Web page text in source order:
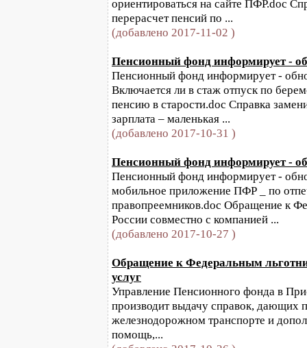
ориентироваться на сайте ПФР.doc
перерасчет пенсий по ...
(добавлено 2017-11-02 )
Пенсионный фонд информирует -
Пенсионный фонд информирует -
Включается ли в стаж отпуск по
пенсию в старости.doc Справка
зарплата – маленькая ...
(добавлено 2017-10-31 )
Пенсионный фонд информирует -
Пенсионный фонд информирует -
мобильное приложение ПФР _ по
правопреемников.doc Обращение к
России совместно с компанией ...
(добавлено 2017-10-27 )
Обращение к Федеральным
услуг
Управление Пенсионного фонда в
производит выдачу справок, дающих
железнодорожном транспорте и
помощь,...